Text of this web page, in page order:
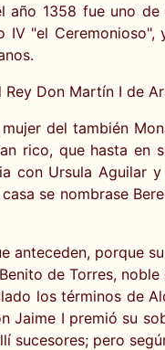
1358 fue uno
"el
Don Martín I de
del también
rico, que hasta
con Ursula
se nombrase
porque
de Torres,
los términos de
Jaime I premió su
sucesores; pero